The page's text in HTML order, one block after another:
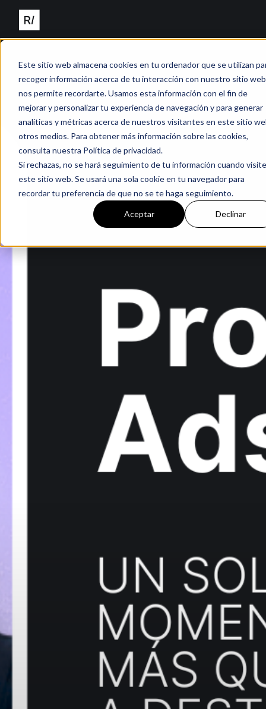
Este sitio web almacena cookies en tu ordenador que se utilizan
recoger información acerca de tu interacción con nuestro sitio
nos permite recordarte. Usamos esta información con el fin de
mejorar y personalizar tu experiencia de navegación y para generar
analíticas y métricas acerca de nuestros visitantes en este sitio
otros medios. Para obtener más información sobre las cookies,
consulta nuestra Política de privacidad.
Si rechazas, no se hará seguimiento de tu información cuando
este sitio web. Se usará una sola cookie en tu navegador para
recordar tu preferencia de que no se te haga seguimiento.
Aceptar Declinar